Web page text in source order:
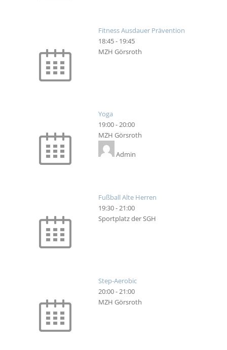
Fitness Ausdauer Prävention
18:45- 19:45
MZH Görsroth
Yoga
19:00-20:00
MZH Görsroth
Admin
Fußball Alte Herren
19:30-21:00
Sportplatz der SGH
Step-Aerobic
20:00-21:00
MZH Görsroth